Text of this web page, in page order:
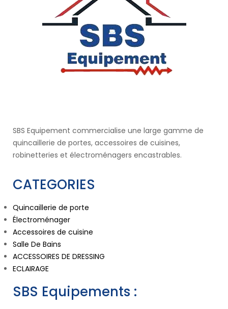
SBS Equipement commercialise une large gamme de
quincaillerie de portes, accessoires de cuisines,
robinetteries et électroménagers encastrables.
CATEGORIES
Quincaillerie de porte
Électroménager
Accessoires de cuisine
Salle De Bains
ACCESSOIRES DE DRESSING
ECLAIRAGE
SBS Equipements :